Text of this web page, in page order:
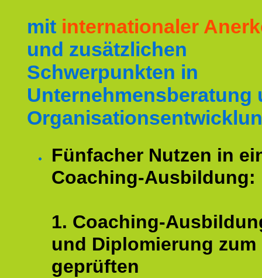
mit internationaler
und zusätzlichen
Schwerpunkten in
Unternehmensberatung
Fünfacher Nutzen in
Coaching-Ausbildung:
1. Coaching-
und Diplomierung zum
geprüften